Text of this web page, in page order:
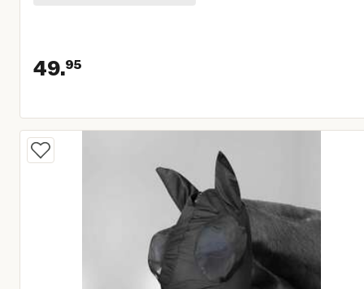
49.95
Huidige prijs € 49,95